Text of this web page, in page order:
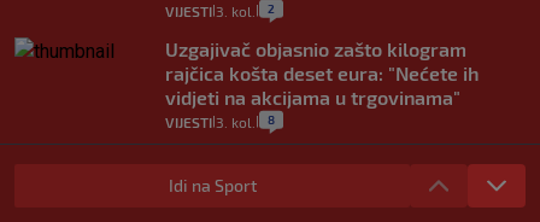
VIJESTI 3. kol. 2
Uzgajivač objasnio zašto kilogram
rajčica košta deset eura: "Nećete ih
vidjeti na akcijama u trgovinama"
VIJESTI 3. kol. 8
Selidba je jedno od stresnijih iskustava.
Evo aktualnih cijena i nekoliko savjeta
Idi na Sport